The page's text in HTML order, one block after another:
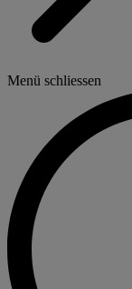
Menü schliessen